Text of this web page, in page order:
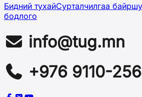
Бидний тухайСурталчилгаа
бодлого
info@tug.mn
+976 9110-